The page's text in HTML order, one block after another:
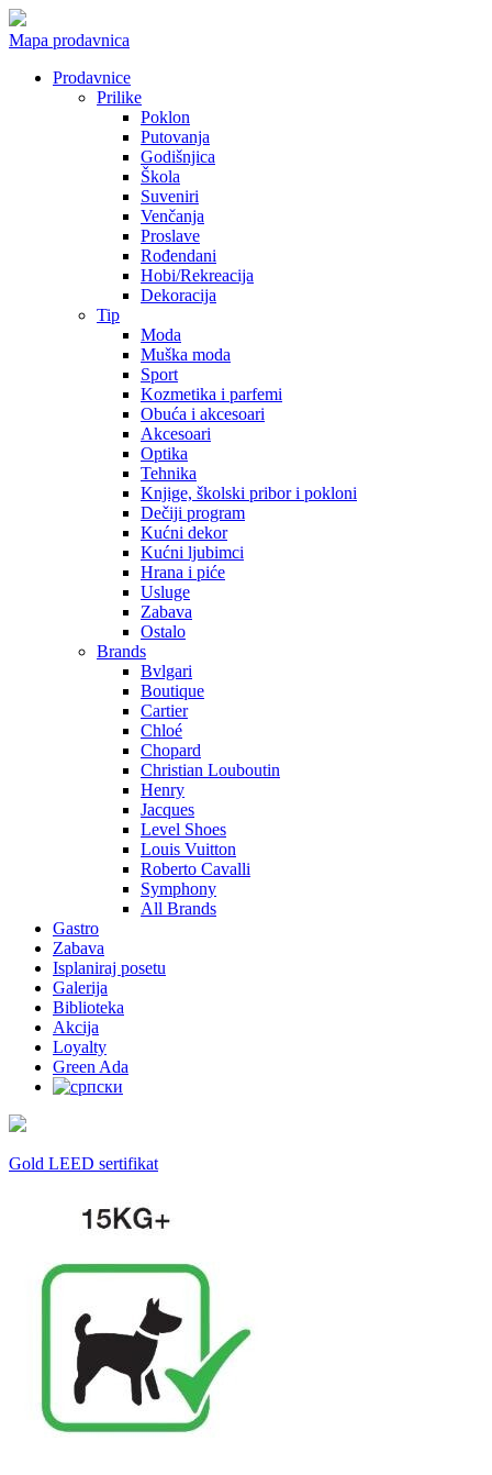
Mapa prodavnica
Prodavnice
Prilike
Poklon
Putovanja
Godišnjica
Škola
Suveniri
Venčanja
Proslave
Rođendani
Hobi/Rekreacija
Dekoracija
Tip
Moda
Muška moda
Sport
Kozmetika i parfemi
Obuća i akcesoari
Akcesoari
Optika
Tehnika
Knjige, školski pribor i pokloni
Dečiji program
Kućni dekor
Kućni ljubimci
Hrana i piće
Usluge
Zabava
Ostalo
Brands
Bvlgari
Boutique
Cartier
Chloé
Chopard
Christian Louboutin
Henry
Jacques
Level Shoes
Louis Vuitton
Roberto Cavalli
Symphony
All Brands
Gastro
Zabava
Isplaniraj posetu
Galerija
Biblioteka
Akcija
Loyalty
Green Ada
Gold LEED sertifikat